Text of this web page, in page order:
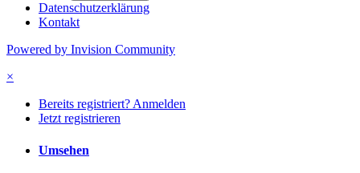
Datenschutzerklärung
Kontakt
Powered by Invision Community
×
Bereits registriert? Anmelden
Jetzt registrieren
Umsehen